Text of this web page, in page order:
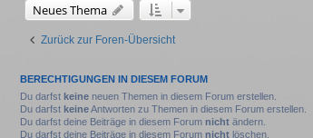
Neues Thema
Zurück zur Foren-Übersicht
BERECHTIGUNGEN IN DIESEM FORUM
Du darfst keine neuen Themen in diesem Forum erstellen.
Du darfst keineAntworten zu Themen in diesem Forum erstellen.
Du darfst deine Beiträge in diesem Forum nicht ändern.
Du darfst deine Beiträge in diesem Forum nicht löschen.